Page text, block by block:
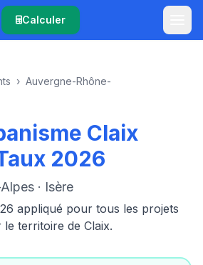
Calculer
› Auvergne-Rhône-
Claix
2026
· Isère
appliqué pour tous les projets
territoire de Claix.